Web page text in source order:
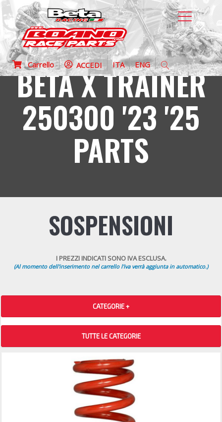
Carrello ACCEDI ITA ENG
BETA X TRAINER
250300 '23 '25
PARTS
SOSPENSIONI
I PREZZI INDICATI SONO IVA ESCLUSA.
(Al momento dell'inserimento nel carrello l'iva verrà aggiunta in automatico.)
CATEGORIE +
TUTTE LE CATEGORIE